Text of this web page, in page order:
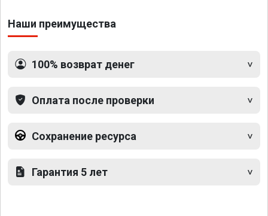
Наши преимущества
100% возврат денег
Оплата после проверки
Сохранение ресурса
Гарантия 5 лет